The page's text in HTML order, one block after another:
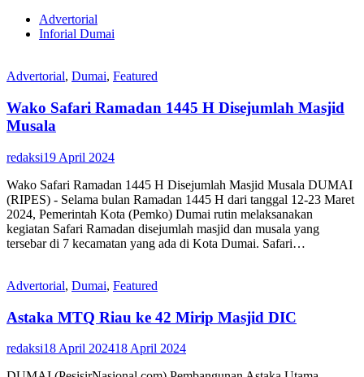
Advertorial
Inforial Dumai
Advertorial, Dumai, Featured
Wako Safari Ramadan 1445 H Disejumlah Masjid
Musala
redaksi19 April 2024
Wako Safari Ramadan 1445 H Disejumlah Masjid Musala DUMAI
(RIPES) - Selama bulan Ramadan 1445 H dari tanggal 12-23 Maret
2024, Pemerintah Kota (Pemko) Dumai rutin melaksanakan
kegiatan Safari Ramadan disejumlah masjid dan musala yang
tersebar di 7 kecamatan yang ada di Kota Dumai. Safari…
Advertorial, Dumai, Featured
Astaka MTQ Riau ke 42 Mirip Masjid DIC
redaksi18 April 202418 April 2024